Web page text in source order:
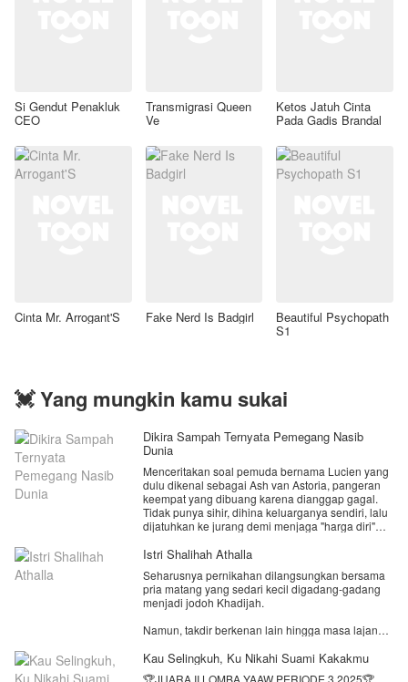
Si Gendut Penakluk
CEO
Transmigrasi Queen
Ve
Ketos Jatuh Cinta
Pada Gadis Brandal
Cinta Mr. Arrogant'S Fake Nerd Is Badgirl Beautiful Psychopath
S1
💓 Yang mungkin kamu sukai
Dikira Sampah Ternyata Pemegang Nasib
Dunia
Menceritakan soal pemuda bernama Lucien yang
dulu dikenal sebagai Ash van Astoria, pangeran
keempat yang dibuang karena dianggap gagal.
Tidak punya sihir, dihina keluarganya sendiri, lalu
dijatuhkan ke jurang demi menjaga "harga diri"
konstelasi kuno, Ophiuchus.
Sejak saat itu, hidupnya berubah.
Lucien mendapatkan kekuatan langka,
kekuatan dari para rasi bintang. Namun setiap
konstelasi hanya akan memberikan kekuatannya
Istri Shalihah Athalla
Seharusnya pernikahan dilangsungkan bersama
pria matang yang sedari kecil digadang-gadang
menjadi jodoh Khadijah.
Namun, takdir berkenan lain hingga masa lajang
yang menabraknya hingga lumpuh.
Kau Selingkuh, Ku Nikahi Suami Kakakmu
🏆JUARA II LOMBA YAAW PERIODE 3 2025🏆